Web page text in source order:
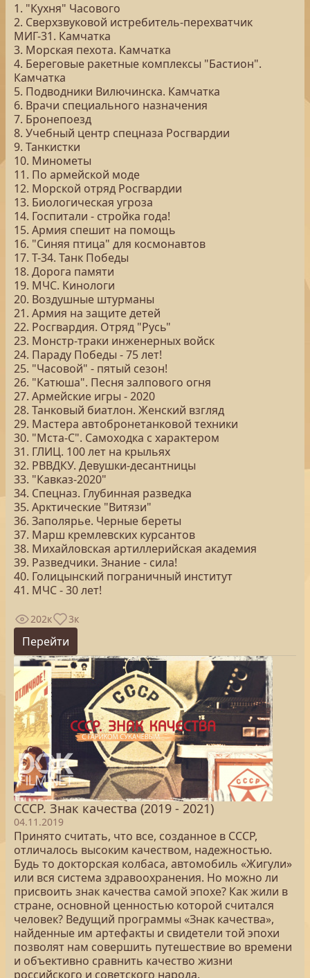
1. "Кухня" Часового
2. Сверхзвуковой истребитель-перехватчик
МИГ-31. Камчатка
3. Морская пехота. Камчатка
4. Береговые ракетные комплексы "Бастион".
Камчатка
5. Подводники Вилючинска. Камчатка
6. Врачи специального назначения
7. Бронепоезд
8. Учебный центр спецназа Росгвардии
9. Танкистки
10. Минометы
11. По армейской моде
12. Морской отряд Росгвардии
13. Биологическая угроза
14. Госпитали - стройка года!
15. Армия спешит на помощь
16. "Синяя птица" для космонавтов
17. Т-34. Танк Победы
18. Дорога памяти
19. МЧС. Кинологи
20. Воздушные штурманы
21. Армия на защите детей
22. Росгвардия. Отряд "Русь"
23. Монстр-траки инженерных войск
24. Параду Победы - 75 лет!
25. "Часовой" - пятый сезон!
26. "Катюша". Песня залпового огня
27. Армейские игры - 2020
28. Танковый биатлон. Женский взгляд
29. Мастера автобронетанковой техники
30. "Мста-С". Самоходка с характером
31. ГЛИЦ. 100 лет на крыльях
32. РВВДКУ. Девушки-десантницы
33. "Кавказ-2020"
34. Спецназ. Глубинная разведка
35. Арктические "Витязи"
36. Заполярье. Черные береты
37. Марш кремлевских курсантов
38. Михайловская артиллерийская академия
39. Разведчики. Знание - сила!
40. Голицынский пограничный институт
41. МЧС - 30 лет!
202к 3к
Перейти
СССР. Знак качества (2019 - 2021)
04.11.2019
Принято считать, что все, созданное в СССР,
отличалось высоким качеством, надежностью.
Будь то докторская колбаса, автомобиль «Жигули»
или вся система здравоохранения. Но можно ли
присвоить знак качества самой эпохе? Как жили в
стране, основной ценностью которой считался
человек? Ведущий программы «Знак качества»,
найденные им артефакты и свидетели той эпохи
позволят нам совершить путешествие во времени
и объективно сравнить качество жизни
российского и советского народа.